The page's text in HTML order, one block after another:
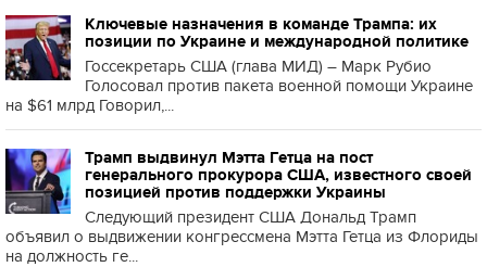
Ключевые назначения в команде Трампа: их
позиции по Украине и международной политике
Госсекретарь США (глава МИД) – Марк Рубио
Голосовал против пакета военной помощи Украине
на $61 млрд Говорил,...
Трамп выдвинул Мэтта Гетца на пост
генерального прокурора США, известного своей
позицией против поддержки Украины
Следующий президент США Дональд Трамп
объявил о выдвижении конгрессмена Мэтта Гетца из Флориды
на должность ге...